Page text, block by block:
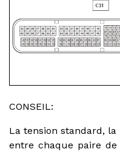
CONSEIL:
La tension standard,
entre chaque paire